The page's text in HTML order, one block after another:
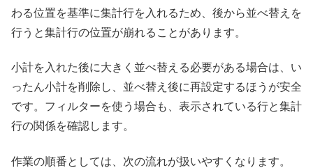
わる位置を基準に集計行を入れるため、後から並べ替えを
行うと集計行の位置が崩れることがあります。
小計を入れた後に大きく並べ替える必要がある場合は、い
ったん小計を削除し、並べ替え後に再設定するほうが安全
です。フィルターを使う場合も、表示されている行と集計
行の関係を確認します。
作業の順番としては、次の流れが扱いやすくなります。